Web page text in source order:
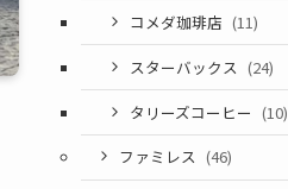
コメダ珈琲店 (11)
スターバックス (24)
タリーズコーヒー (10)
ファミレス (46)